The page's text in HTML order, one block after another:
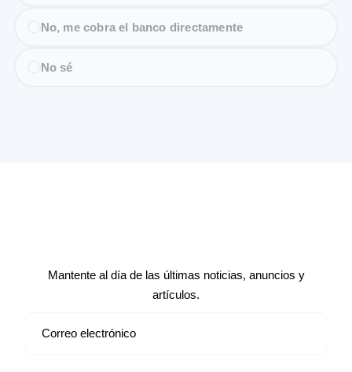
No, me cobra el banco directamente
No sé
Mantente al día de las últimas noticias, anuncios y
artículos.